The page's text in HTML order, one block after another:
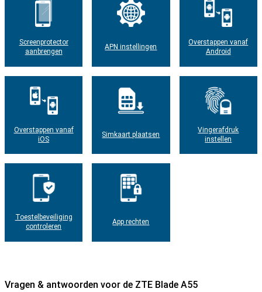
Screenprotector
aanbrengen
APN instellingen
Overstappen vanaf
Android
Overstappen vanaf
iOS
Simkaart plaatsen
Vingerafdruk
instellen
Toestelbeveiliging
controleren
App rechten
Vragen & antwoorden voor de ZTE Blade A55